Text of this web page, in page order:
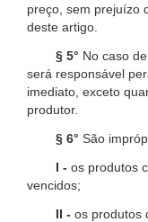
preço, sem prejuízo
deste artigo.
§ 5° No caso
será responsável
imediato, exceto
produtor.
§ 6° São
I - os produtos
vencidos;
II - os produtos